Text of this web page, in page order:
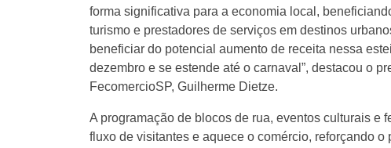
forma significativa para a economia local,
turismo e prestadores de serviços em destinos
beneficiar do potencial aumento de receita nessa
dezembro e se estende até o carnaval”, destacou o
FecomercioSP, Guilherme Dietze.
A programação de blocos de rua, eventos culturais e
fluxo de visitantes e aquece o comércio, reforçando